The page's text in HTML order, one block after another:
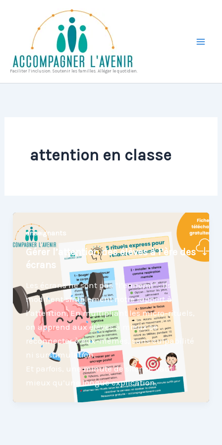
Faciliter l’inclusion. Soutenir les familles. Alléger le quotidien.
attention en classe
enseignants
Gérer l’attention des élèves à l’ère des
écrans
Les écrans ne sont pas “l’ennemi” : ils
modifient simplement notre rapport à
l’attention. En multipliant les micro-rituels,
on apprend aux élèves à mieux se
reconnecter à eux-mêmes, sans culpabilité
ni surstimulation.
Et parfois, une minute de silence vaut
mieux qu’une longue explication.